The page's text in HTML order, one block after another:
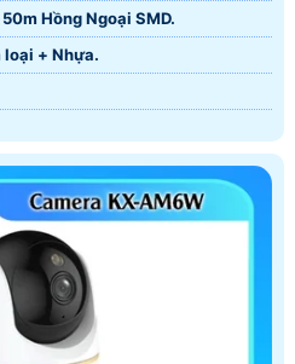
Hồng Ngoại SMD.
loại + Nhựa.